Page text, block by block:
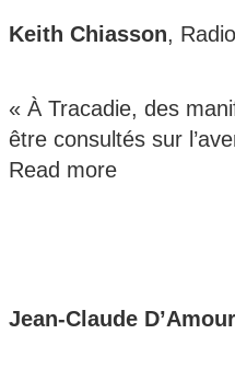
Keith Chiasson,
« À Tracadie, des
être consultés sur
Read more
Jean-Claude